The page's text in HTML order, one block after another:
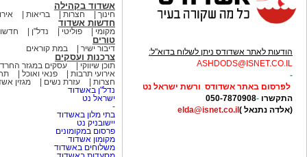
הודעות לאתר אשדודס ניתן לשלוח בדוא"ל:
ASHDODS@ISNET.CO.IL
-
לפרסום באתר אשדודס ורשת ישראל נט
התקשרו -
050-7870908
(אלדה נתנאל )elda@isnet.co.il
אשדוד בקהילה
חינוך חצרות בריאות
חדשות אשדוד
מקומי פוליטי נדל"ן
טורים
דיבור ישיר במת קוראים
צרכנות ועסקים
תוכן שיווקי
עסקים במגזר
אירועי תרבות
פנאי ואוכל
חצרות
עזרת נשים
מגזין
נדל"ן באשדוד
ישראל נט
-
בתי מלון באשדוד
יישובניק נט
פרסום במקומונים
מקומון אשדוד
משלוחים באשדוד